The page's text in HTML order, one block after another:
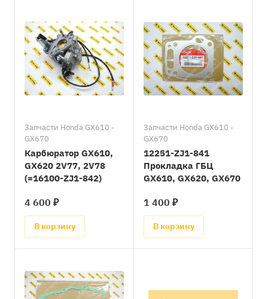
Запчасти Honda GX610 -
GX670
Карбюратор GX610,
GX620 2V77, 2V78
(=16100-ZJ1-842)
4 600 ₽
В корзину
Запчасти Honda GX610 -
GX670
12251-ZJ1-841
Прокладка ГБЦ
GX610, GX620, GX670
1 400 ₽
В корзину